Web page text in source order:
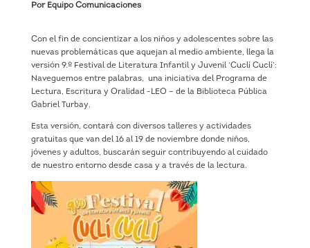
Por Equipo Comunicaciones
Con el fin de concientizar a los niños y adolescentes sobre las
nuevas problemáticas que aquejan al medio ambiente, llega la
versión 9.º Festival de Literatura Infantil y Juvenil ‘Cuclí Cuclí’:
Naveguemos entre palabras, una iniciativa del Programa de
Lectura, Escritura y Oralidad -LEO – de la Biblioteca Pública
Gabriel Turbay.
Esta versión, contará con diversos talleres y actividades
gratuitas que van del 16 al 19 de noviembre donde niños,
jóvenes y adultos, buscarán seguir contribuyendo al cuidado
de nuestro entorno desde casa y a través de la lectura.